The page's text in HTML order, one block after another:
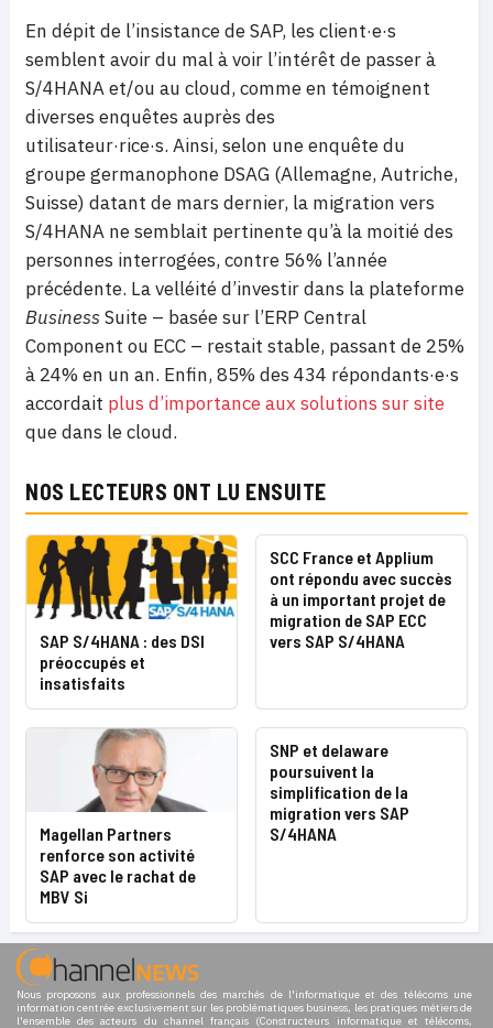
En dépit de l’insistance de SAP, les client·e·s
semblent avoir du mal à voir l’intérêt de passer à
S/4HANA et/ou au cloud, comme en témoignent
diverses enquêtes auprès des
utilisateur·rice·s. Ainsi, selon une enquête du
groupe germanophone DSAG (Allemagne, Autriche,
Suisse) datant de mars dernier, la migration vers
S/4HANA ne semblait pertinente qu’à la moitié des
personnes interrogées, contre 56% l’année
précédente. La velléité d’investir dans la plateforme
BusinessSuite – basée sur l’ERP Central
Component ou ECC – restait stable, passant de 25%
à 24% en un an. Enfin, 85% des 434 répondants·e·s
accordait plus d’importance aux solutions sur site
que dans le cloud.
NOS LECTEURS ONT LU ENSUITE
SAP S/4HANA : des DSI
préoccupés et
insatisfaits
SCC France et Applium
ont répondu avec succès
à un important projet de
migration de SAP ECC
vers SAP S/4HANA
Magellan Partners
renforce son activité
SAP avec le rachat de
MBV Si
SNP et delaware
poursuivent la
simplification de la
migration vers SAP
S/4HANA
Nous proposons aux professionnels des marchés de l'informatique et des télécoms une
information centrée exclusivement sur les problématiques business, les pratiques métiers de
l'ensemble des acteurs du channel français (Constructeurs informatique et télécoms,